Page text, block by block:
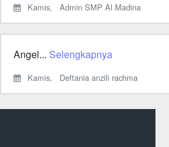
Kamis, Admin SMP Al Madina
Angel... Selengkapnya
Kamis, Deftania anzili rachma